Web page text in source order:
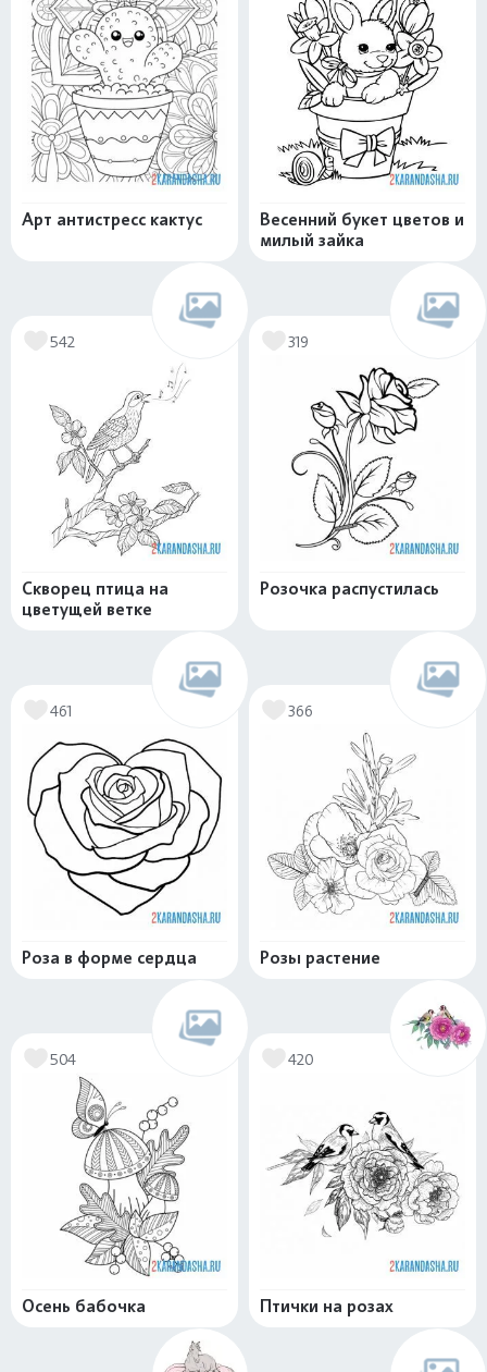
Арт антистресс кактус
Весенний букет цветов и
милый зайка
542
Скворец птица на
цветущей ветке
319
Розочка распустилась
461
Роза в форме сердца
366
Розы растение
504
Осень бабочка
420
Птички на розах